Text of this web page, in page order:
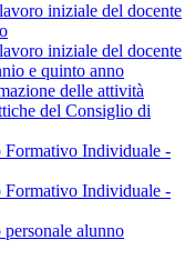
iniziale del docente
iniziale del docente
e quinto anno
delle attività
del Consiglio di
Formativo Individuale -
Formativo Individuale -
alunno